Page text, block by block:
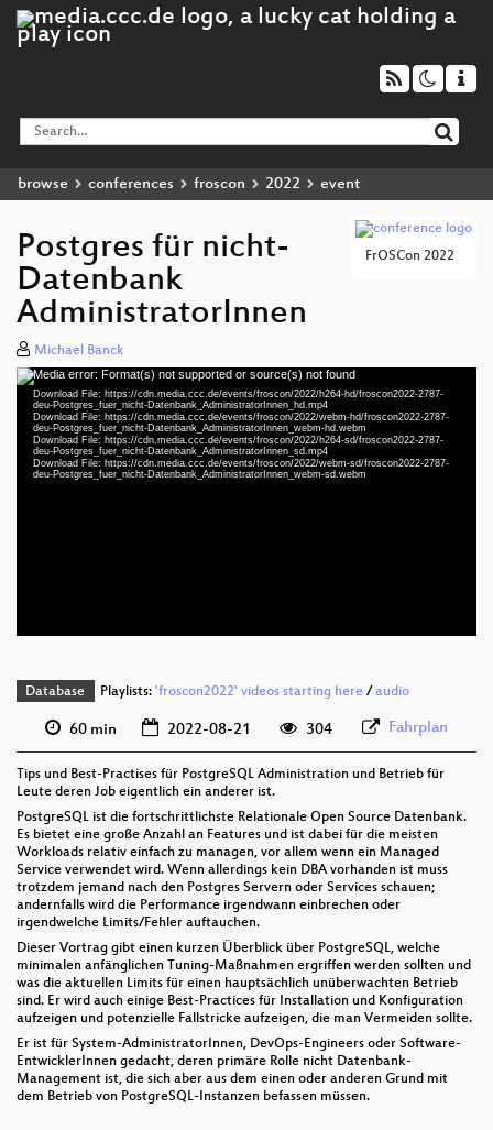
browse conferences froscon 2022 event
FrOSCon 2022
Postgres für nicht-
Datenbank
AdministratorInnen
Michael Banck
Video
Player
Media error: Format(s) not supported or source(s) not found
Download File: https://cdn.media.ccc.de/events/froscon/2022/h264-hd/froscon2022-2787-
deu-Postgres_fuer_nicht-Datenbank_AdministratorInnen_hd.mp4
Download File: https://cdn.media.ccc.de/events/froscon/2022/webm-hd/froscon2022-2787-
deu-Postgres_fuer_nicht-Datenbank_AdministratorInnen_webm-hd.webm
Download File: https://cdn.media.ccc.de/events/froscon/2022/h264-sd/froscon2022-2787-
deu-Postgres_fuer_nicht-Datenbank_AdministratorInnen_sd.mp4
Download File: https://cdn.media.ccc.de/events/froscon/2022/webm-sd/froscon2022-2787-
deu-Postgres_fuer_nicht-Datenbank_AdministratorInnen_webm-sd.webmdeu 1080p (mp4)
Database Playlists: 'froscon2022' videos starting here/ audio
60 min 2022-08-21 304 Fahrplan
Tips und Best-Practises für PostgreSQL Administration und Betrieb für
Leute deren Job eigentlich ein anderer ist.
PostgreSQL ist die fortschrittlichste Relationale Open Source Datenbank.
Es bietet eine große Anzahl an Features und ist dabei für die meisten
Workloads relativ einfach zu managen, vor allem wenn ein Managed
Service verwendet wird. Wenn allerdings kein DBA vorhanden ist muss
trotzdem jemand nach den Postgres Servern oder Services schauen;
andernfalls wird die Performance irgendwann einbrechen oder
irgendwelche Limits/Fehler auftauchen.
Dieser Vortrag gibt einen kurzen Überblick über PostgreSQL, welche
minimalen anfänglichen Tuning-Maßnahmen ergriffen werden sollten und
was die aktuellen Limits für einen hauptsächlich unüberwachten Betrieb
sind. Er wird auch einige Best-Practices für Installation und Konfiguration
aufzeigen und potenzielle Fallstricke aufzeigen, die man Vermeiden sollte.
Er ist für System-AdministratorInnen, DevOps-Engineers oder Software-
EntwicklerInnen gedacht, deren primäre Rolle nicht Datenbank-
Management ist, die sich aber aus dem einen oder anderen Grund mit
dem Betrieb von PostgreSQL-Instanzen befassen müssen.